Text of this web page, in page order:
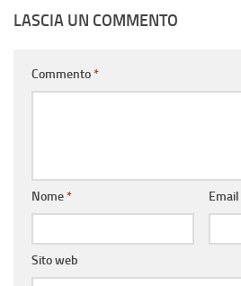
LASCIA UN COMMENTO
Commento*
Nome* Email
Sito web